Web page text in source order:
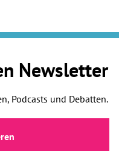
Newsletter
Podcasts und Debatten.